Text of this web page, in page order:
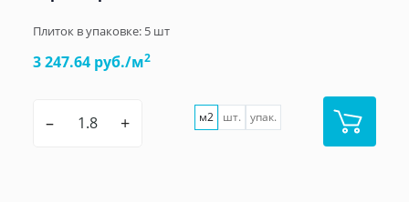
Плиток в упаковке: 5 шт
3 247.64 руб./м2
– + м2 шт. упак.